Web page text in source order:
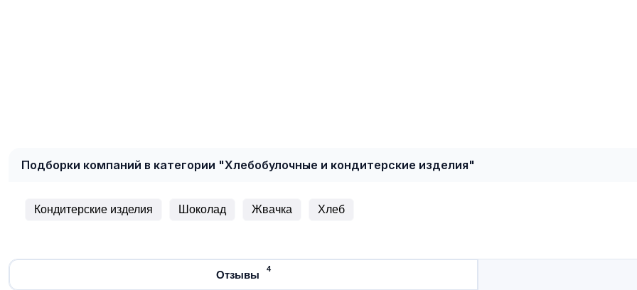
Подборки компаний в категории "Хлебобулочные и кондитерские изделия"
Кондитерские изделия Шоколад Жвачка Хлеб
Отзывы 4